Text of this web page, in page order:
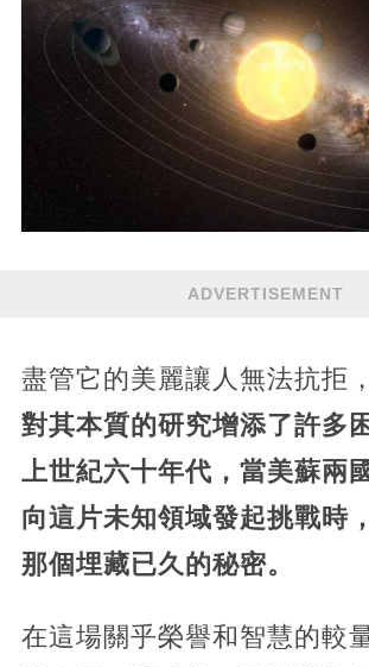
ADVERTISEMENT
盡管它的美麗讓人無法抗拒，
對其本質的研究增添了許多
上世紀六十年代，當美蘇兩
向這片未知領域發起挑戰時
那個埋藏已久的秘密。
在這場關乎榮譽和智慧的較